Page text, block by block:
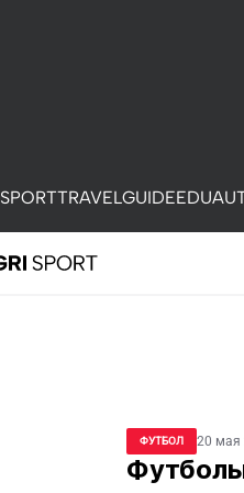
SPORTTRAVELGUIDEEDU
ФУТБОЛ 20 мая